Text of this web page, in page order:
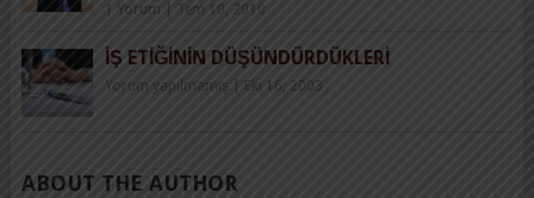
1 Yorum Tem 10, 2010
İŞ ETIĞININ DÜŞÜNDÜRDÜKLERI
Yorum yapılmamış Eki 16, 2003
ABOUT THE AUTHOR